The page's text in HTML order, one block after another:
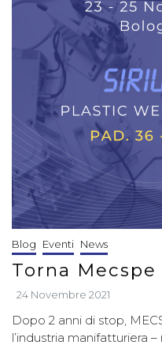
Blog Eventi News
Torna Mecspe
24 Novembre 2021
Dopo 2 anni di stop,
l’industria manifatturiera